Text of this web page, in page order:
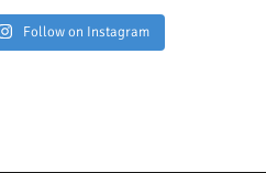
Follow on Instagram